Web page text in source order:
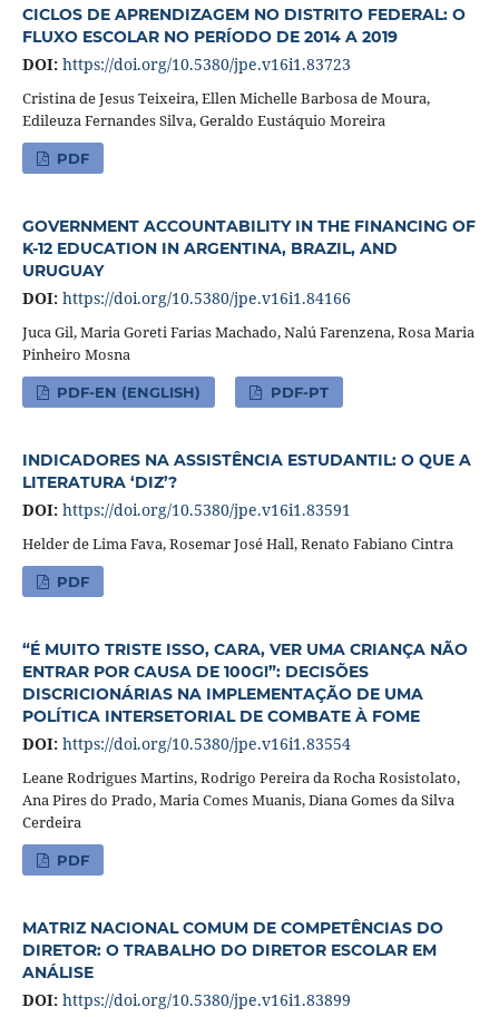
CICLOS DE APRENDIZAGEM NO DISTRITO FEDERAL: O
FLUXO ESCOLAR NO PERÍODO DE 2014 A 2019
DOI: https://doi.org/10.5380/jpe.v16i1.83723
Cristina de Jesus Teixeira, Ellen Michelle Barbosa de Moura,
Edileuza Fernandes Silva, Geraldo Eustáquio Moreira
PDF
GOVERNMENT ACCOUNTABILITY IN THE FINANCING OF
K-12 EDUCATION IN ARGENTINA, BRAZIL, AND
URUGUAY
DOI: https://doi.org/10.5380/jpe.v16i1.84166
Juca Gil, Maria Goreti Farias Machado, Nalú Farenzena, Rosa Maria
Pinheiro Mosna
PDF-EN (ENGLISH) PDF-PT
INDICADORES NA ASSISTÊNCIA ESTUDANTIL: O QUE A
LITERATURA ‘DIZ’?
DOI: https://doi.org/10.5380/jpe.v16i1.83591
Helder de Lima Fava, Rosemar José Hall, Renato Fabiano Cintra
PDF
“É MUITO TRISTE ISSO, CARA, VER UMA CRIANÇA NÃO
ENTRAR POR CAUSA DE 100G!”: DECISÕES
DISCRICIONÁRIAS NA IMPLEMENTAÇÃO DE UMA
POLÍTICA INTERSETORIAL DE COMBATE À FOME
DOI: https://doi.org/10.5380/jpe.v16i1.83554
Leane Rodrigues Martins, Rodrigo Pereira da Rocha Rosistolato,
Ana Pires do Prado, Maria Comes Muanis, Diana Gomes da Silva
Cerdeira
PDF
MATRIZ NACIONAL COMUM DE COMPETÊNCIAS DO
DIRETOR: O TRABALHO DO DIRETOR ESCOLAR EM
ANÁLISE
DOI: https://doi.org/10.5380/jpe.v16i1.83899